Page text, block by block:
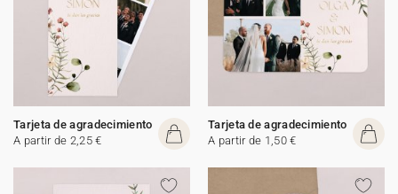
Tarjeta de agradecimiento
A partir de 2,25 €
Tarjeta de agradecimiento
A partir de 1,50 €